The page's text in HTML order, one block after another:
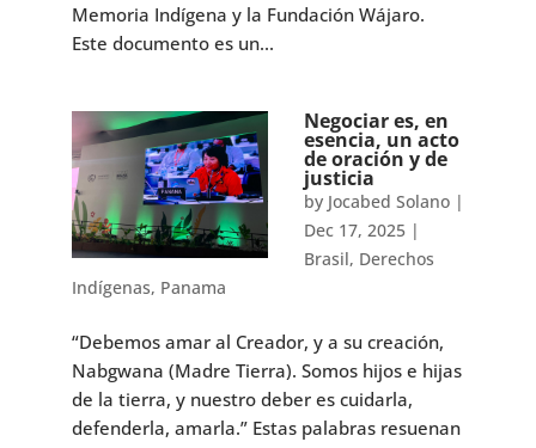
Memoria Indígena y la Fundación Wájaro.
Este documento es un...
Negociar es, en
esencia, un acto
de oración y de
justicia
by Jocabed Solano|
Dec 17, 2025|
Brasil, Derechos
Indígenas, Panama
“Debemos amar al Creador, y a su creación,
Nabgwana (Madre Tierra). Somos hijos e hijas
de la tierra, y nuestro deber es cuidarla,
defenderla, amarla.” Estas palabras resuenan